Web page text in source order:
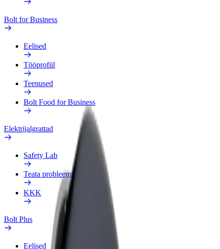
Bolt for Business
Eelised
Tööprofiil
Teenused
Bolt Food for Business
Elektrijalgrattad
Safety Lab
Teata probleemist
KKK
Bolt Plus
Eelised